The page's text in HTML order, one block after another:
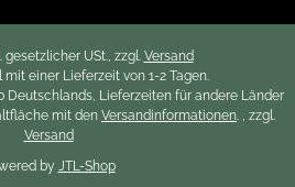
gesetzlicher USt., zzgl. Versand
mit einer Lieferzeit von 1-2 Tagen.
Deutschlands, Lieferzeiten für andere Länder
mit den Versandinformationen. , zzgl.
Versand
by JTL-Shop